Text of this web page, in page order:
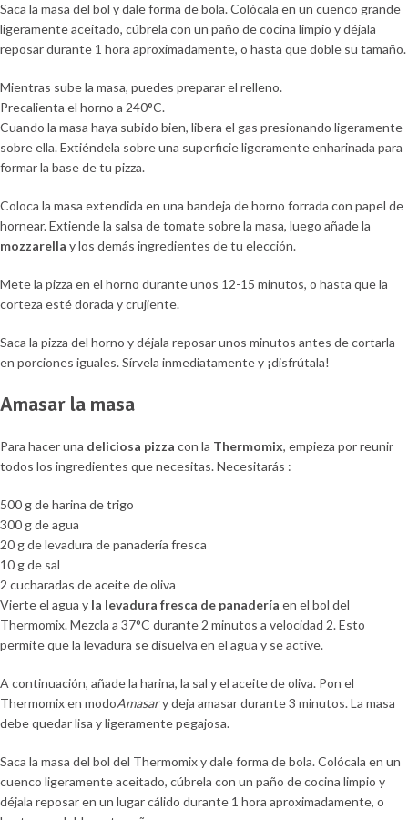
Saca la masa del bol y dale forma de bola. Colócala en un cuenco grande
ligeramente aceitado, cúbrela con un paño de cocina limpio y déjala
reposar durante 1 hora aproximadamente, o hasta que doble su tamaño.
Mientras sube la masa, puedes preparar el relleno.
Precalienta el horno a 240°C.
Cuando la masa haya subido bien, libera el gas presionando ligeramente
sobre ella. Extiéndela sobre una superficie ligeramente enharinada para
formar la base de tu pizza.
Coloca la masa extendida en una bandeja de horno forrada con papel de
hornear. Extiende la salsa de tomate sobre la masa, luego añade la
mozzarella y los demás ingredientes de tu elección.
Mete la pizza en el horno durante unos 12-15 minutos, o hasta que la
corteza esté dorada y crujiente.
Saca la pizza del horno y déjala reposar unos minutos antes de cortarla
en porciones iguales. Sírvela inmediatamente y ¡disfrútala!
Amasar la masa
Para hacer una deliciosa pizza con la Thermomix, empieza por reunir
todos los ingredientes que necesitas. Necesitarás :
500 g de harina de trigo
300 g de agua
20 g de levadura de panadería fresca
10 g de sal
2 cucharadas de aceite de oliva
Vierte el agua y la levadura fresca de panadería en el bol del
Thermomix. Mezcla a 37°C durante 2 minutos a velocidad 2. Esto
permite que la levadura se disuelva en el agua y se active.
A continuación, añade la harina, la sal y el aceite de oliva. Pon el
Thermomix en modoAmasary deja amasar durante 3 minutos. La masa
debe quedar lisa y ligeramente pegajosa.
Saca la masa del bol del Thermomix y dale forma de bola. Colócala en un
cuenco ligeramente aceitado, cúbrela con un paño de cocina limpio y
déjala reposar en un lugar cálido durante 1 hora aproximadamente, o